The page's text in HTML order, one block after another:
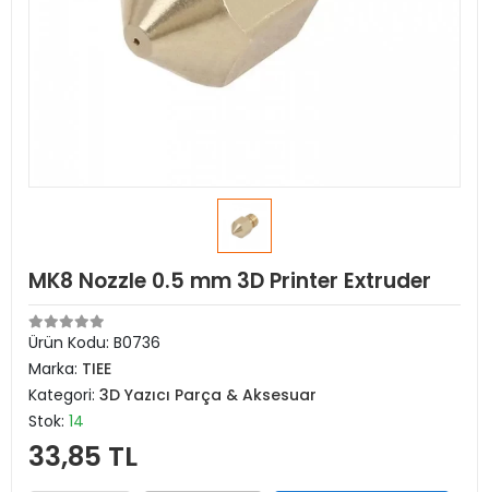
MK8 Nozzle 0.5 mm 3D Printer Extruder
Ürün Kodu: B0736
Marka: TIEE
Kategori: 3D Yazıcı Parça & Aksesuar
Stok: 14
33,85 TL